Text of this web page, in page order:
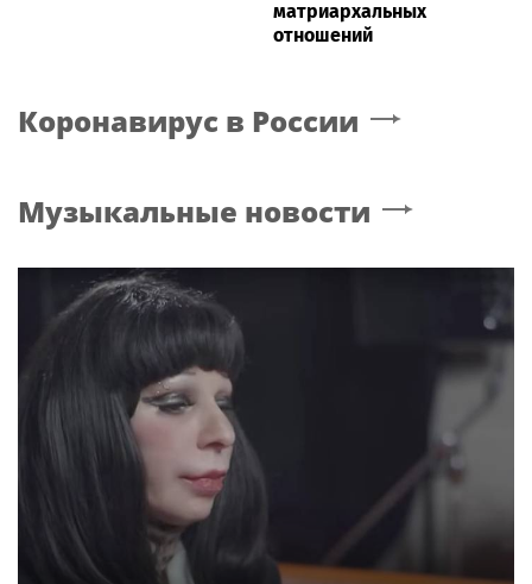
матриархальных
отношений
Коронавирус в России
Музыкальные новости